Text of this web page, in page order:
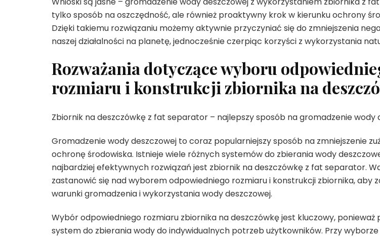
tylko sposób na oszczędność, ale również proaktywny krok w kierunku ochrony
Dzięki takiemu rozwiązaniu możemy aktywnie przyczyniać się do zmniejszenia
naszej działalności na planetę, jednocześnie czerpiąc korzyści z wykorzystania
Rozważania dotyczące wyboru
rozmiaru i konstrukcji zbiornika na
Zbiornik na deszczówkę z fat separator – najlepszy sposób na gromadzenie wody
Gromadzenie wody deszczowej to coraz popularniejszy sposób na zmniejszenie
ochronę środowiska. Istnieje wiele różnych systemów do zbierania wody
najbardziej efektywnych rozwiązań jest zbiornik na deszczówkę z fat separator.
zastanowić się nad wyborem odpowiedniego rozmiaru i konstrukcji zbiornika, aby
warunki gromadzenia i wykorzystania wody deszczowej.
Wybór odpowiedniego rozmiaru zbiornika na deszczówkę jest kluczowy, ponieważ
system do zbierania wody do indywidualnych potrzeb użytkowników. Przy